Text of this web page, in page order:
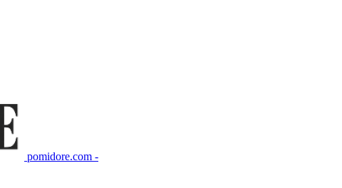
pomidore.com -